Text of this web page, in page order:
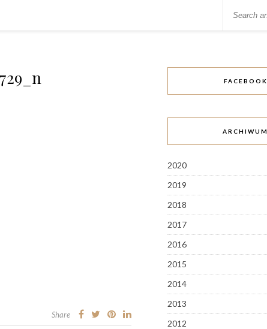
Share
FACEBOOK
ARCHIWUM
2020
2019
2018
2017
2016
2015
2014
2013
2012